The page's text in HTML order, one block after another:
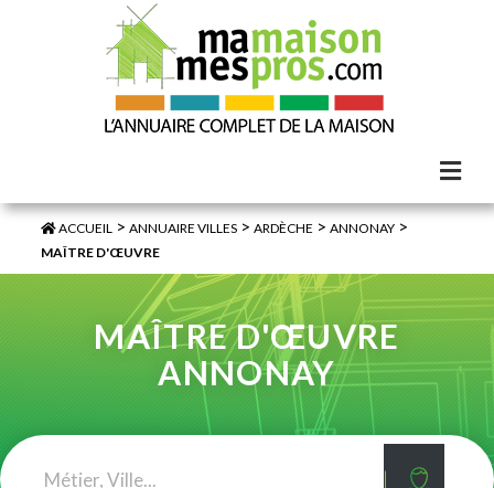
ACCUEIL >ANNUAIRE VILLES >ARDÈCHE >ANNONAY >
MAÎTRE D'ŒUVRE
MAÎTRE D'ŒUVRE
ANNONAY